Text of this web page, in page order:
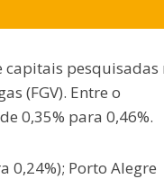
capitais pesquisadas
(FGV). Entre o
0,35% para 0,46%.
0,24%); Porto Alegre